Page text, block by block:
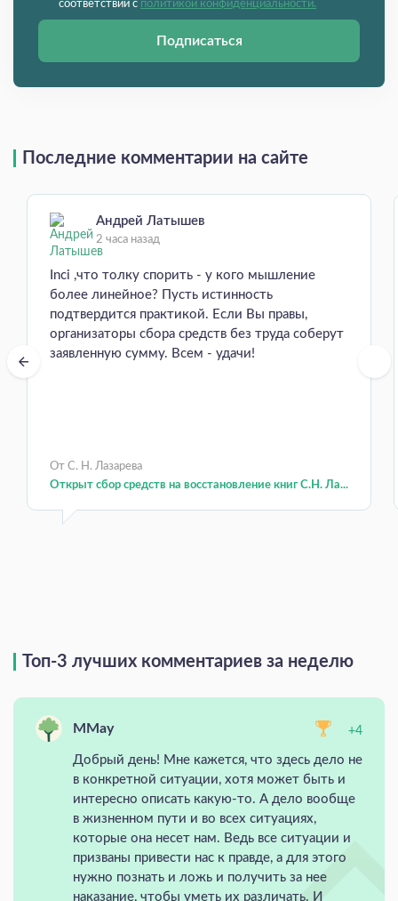
соответствии с политикой конфиденциальности.
Подписаться
Последние комментарии на сайте
Андрей Латышев
2 часа назад
Inci ,что толку спорить - у кого мышление
более линейное? Пусть истинность
подтвердится практикой. Если Вы правы,
организаторы сбора средств без труда соберут
заявленную сумму. Всем - удачи!
От С. Н. Лазарева
Открыт сбор средств на восстановление книг С.Н. Ла...
Топ-3 лучших комментариев за неделю
MMay +4
Добрый день! Мне кажется, что здесь дело не
в конкретной ситуации, хотя может быть и
интересно описать какую-то. А дело вообще
в жизненном пути и во всех ситуациях,
которые она несет нам. Ведь все ситуации и
призваны привести нас к правде, а для этого
нужно познать и ложь и получить за нее
наказание, чтобы уметь их различать. И